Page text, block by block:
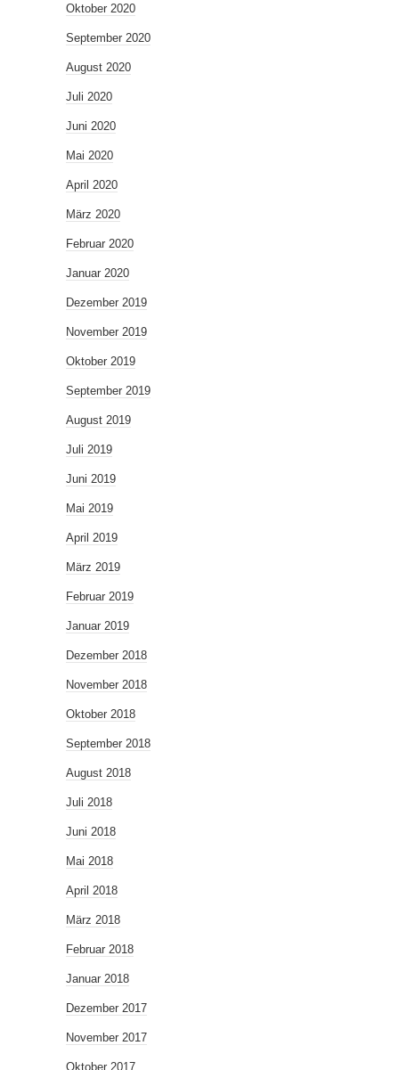
Oktober 2020
September 2020
August 2020
Juli 2020
Juni 2020
Mai 2020
April 2020
März 2020
Februar 2020
Januar 2020
Dezember 2019
November 2019
Oktober 2019
September 2019
August 2019
Juli 2019
Juni 2019
Mai 2019
April 2019
März 2019
Februar 2019
Januar 2019
Dezember 2018
November 2018
Oktober 2018
September 2018
August 2018
Juli 2018
Juni 2018
Mai 2018
April 2018
März 2018
Februar 2018
Januar 2018
Dezember 2017
November 2017
Oktober 2017